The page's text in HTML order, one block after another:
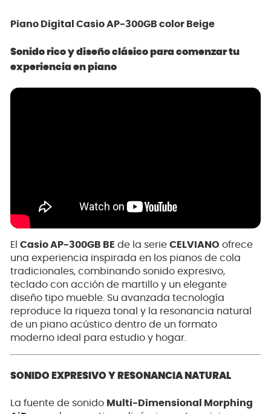
Piano Digital Casio AP-300GB color Beige
Sonido rico y diseño clásico para comenzar tu
experiencia en piano
El Casio AP-300GB BE de la serie CELVIANO ofrece
una experiencia inspirada en los pianos de cola
tradicionales, combinando sonido expresivo,
teclado con acción de martillo y un elegante
diseño tipo mueble. Su avanzada tecnología
reproduce la riqueza tonal y la resonancia natural
de un piano acústico dentro de un formato
moderno ideal para estudio y hogar.
SONIDO EXPRESIVO Y RESONANCIA NATURAL
La fuente de sonido Multi-Dimensional Morphing